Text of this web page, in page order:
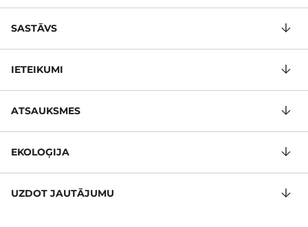
SASTĀVS
IETEIKUMI
ATSAUKSMES
EKOLOĢIJA
UZDOT JAUTĀJUMU